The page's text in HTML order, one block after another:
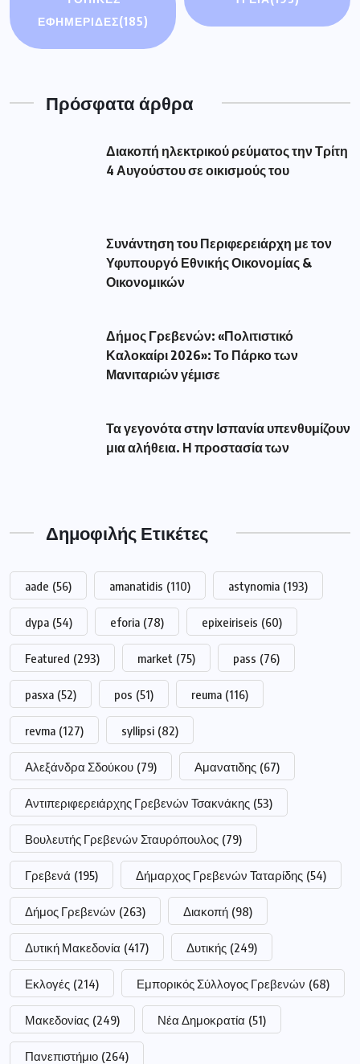
ΕΦΗΜΕΡΙΔΕΣ(185)
Πρόσφατα άρθρα
Διακοπή ηλεκτρικού ρεύματος την Τρίτη
4 Αυγούστου σε οικισμούς του
Συνάντηση του Περιφερειάρχη με τον
Υφυπουργό Εθνικής Οικονομίας &
Οικονομικών
Δήμος Γρεβενών: «Πολιτιστικό
Καλοκαίρι 2026»: Το Πάρκο των
Μανιταριών γέμισε
Τα γεγονότα στην Ισπανία υπενθυμίζουν
μια αλήθεια. Η προστασία των
Δημοφιλής Ετικέτες
aade (56) amanatidis (110) astynomia (193)
dypa (54) eforia (78) epixeiriseis (60)
Featured (293) market (75) pass (76)
pasxa (52) pos (51) reuma (116)
revma (127) syllipsi (82)
Αλεξάνδρα Σδούκου (79) Αμανατιδης (67)
Αντιπεριφερειάρχης Γρεβενών Τσακνάκης (53)
Βουλευτής Γρεβενών Σταυρόπουλος (79)
Γρεβενά (195) Δήμαρχος Γρεβενών Ταταρίδης (54)
Δήμος Γρεβενών (263) Διακοπή (98)
Δυτική Μακεδονία (417) Δυτικής (249)
Εκλογές (214) Εμπορικός Σύλλογος Γρεβενών (68)
Μακεδονίας (249) Νέα Δημοκρατία (51)
Πανεπιστήμιο (264)